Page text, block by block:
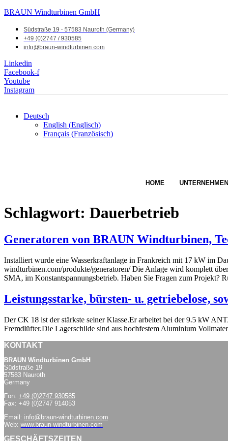
BRAUN Windturbinen GmbH
Südstraße 19 - 57583 Nauroth (Germany)
+49 (0)2747 / 930585
info@braun-windturbinen.com
Linkedin
Facebook-f
Youtube
Instagram
Deutsch
English (Englisch)
Français (Französisch)
HOME UNTERNEHMEN
Schlagwort: Dauerbetrieb
Generatoren von BRAUN Windturbinen,
Installiert wurde eine Wasserkraftanlage in Frankreich mit 17 kW im
windturbinen.com/produkte/generatoren/ Die Anlage wird komplett
SMA, im Konstantspannungsbetrieb. Haben Sie Fragen zum Projekt?
Leistungsstarke, bürsten- u. getriebelose,
Der CK 18 ist der stärkste seiner Klasse.Er arbeitet bei der 9.5 kW
Fremdlüfter.Die Lagerschilde sind aus hochfestem Aluminium
KONTAKT
BRAUN Windturbinen GmbH
Südstraße 19
57583 Nauroth
Germany
Fon: +49 (0)2747 930585
Fax: +49 (0)2747 914053
Email: info@braun-windturbinen.com
Web: www.braun-windturbinen.com
GESCHÄFTSZEITEN